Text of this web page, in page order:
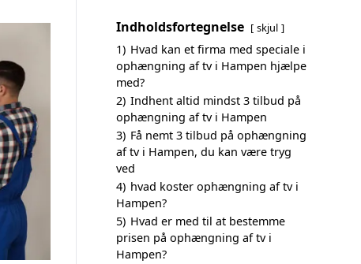
Indholdsfortegnelse skjul
1) Hvad kan et firma med speciale i
ophængning af tv i Hampen hjælpe
med?
2) Indhent altid mindst 3 tilbud på
ophængning af tv i Hampen
3) Få nemt 3 tilbud på ophængning
af tv i Hampen, du kan være tryg
ved
4) hvad koster ophængning af tv i
Hampen?
5) Hvad er med til at bestemme
prisen på ophængning af tv i
Hampen?